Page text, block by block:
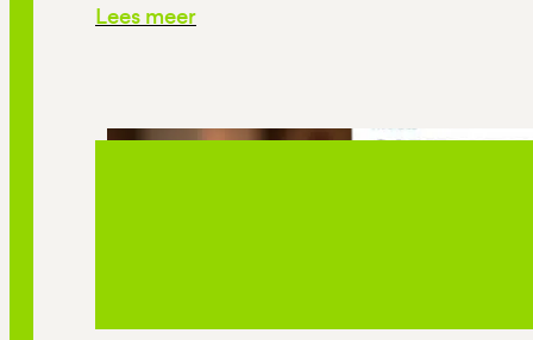
Lees meer